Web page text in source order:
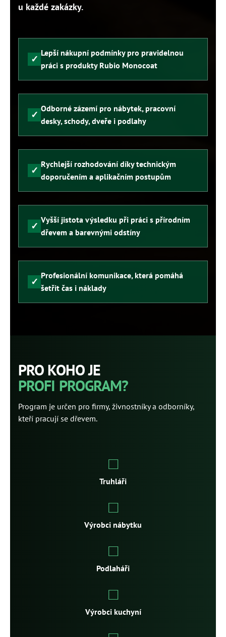
u každé zakázky.
Lepší nákupní podmínky pro pravidelnou
práci s produkty Rubio Monocoat
Odborné zázemí pro nábytek, pracovní
desky, schody, dveře i podlahy
Rychlejší rozhodování díky technickým
doporučením a aplikačním postupům
Vyšší jistota výsledku při práci s přírodním
dřevem a barevnými odstíny
Profesionální komunikace, která pomáhá
šetřit čas i náklady
PRO KOHO JE
PROFI PROGRAM?
Program je určen pro firmy, živnostníky a odborníky,
kteří pracují se dřevem.
Truhláři
Výrobci nábytku
Podlaháři
Výrobci kuchyní